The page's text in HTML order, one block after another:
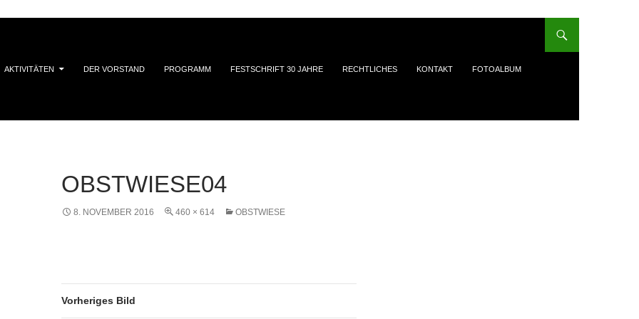
AKTIVITÄTEN DER VORSTAND PROGRAMM FESTSCHRIFT 30 JAHRE RECHTLICHES KONTAKT FOTOALBUM
OBSTWIESE04
8. NOVEMBER 2016 460 × 614 OBSTWIESE
Vorheriges Bild